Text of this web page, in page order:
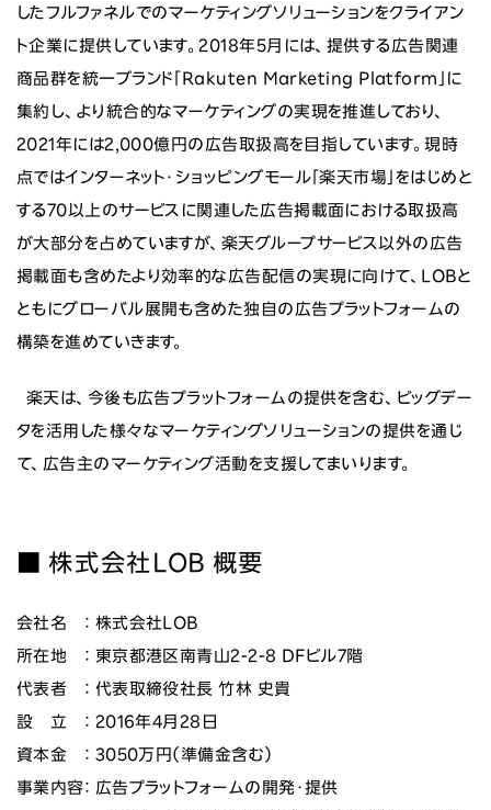
したフルファネルでのマーケティングソリューションをクライアン
ト企業に提供しています。2018年5月には、提供する広告関連
商品群を統一ブランド「Rakuten Marketing Platform」に
集約し、より統合的なマーケティングの実現を推進しており、
2021年には2,000億円の広告取扱高を目指しています。現時
点ではインターネット・ショッピングモール「楽天市場」をはじめと
する70以上のサービスに関連した広告掲載面における取扱高
が大部分を占めていますが、楽天グループサービス以外の広告
掲載面も含めたより効率的な広告配信の実現に向けて、LOBと
ともにグローバル展開も含めた独自の広告プラットフォームの
構築を進めていきます。
楽天は、今後も広告プラットフォームの提供を含む、ビッグデー
タを活用した様々なマーケティングソリューションの提供を通じ
て、広告主のマーケティング活動を支援してまいります。
■ 株式会社LOB 概要
会社名 ： 株式会社LOB
所在地 ： 東京都港区南青山2-2-8 DFビル7階
代表者 ： 代表取締役社長 竹林 史貴
設 立 ： 2016年4月28日
資本金 ： 3050万円（準備金含む）
事業内容： 広告プラットフォームの開発・提供